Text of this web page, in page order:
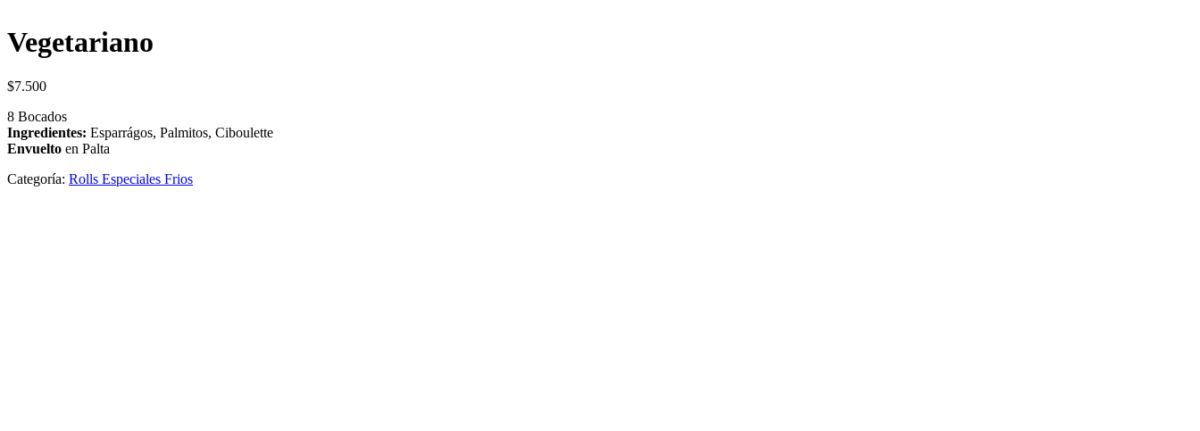
Vegetariano
$7.500
8 Bocados
Ingredientes: Esparrágos, Palmitos, Ciboulette
Envuelto en Palta
Categoría: Rolls Especiales Frios